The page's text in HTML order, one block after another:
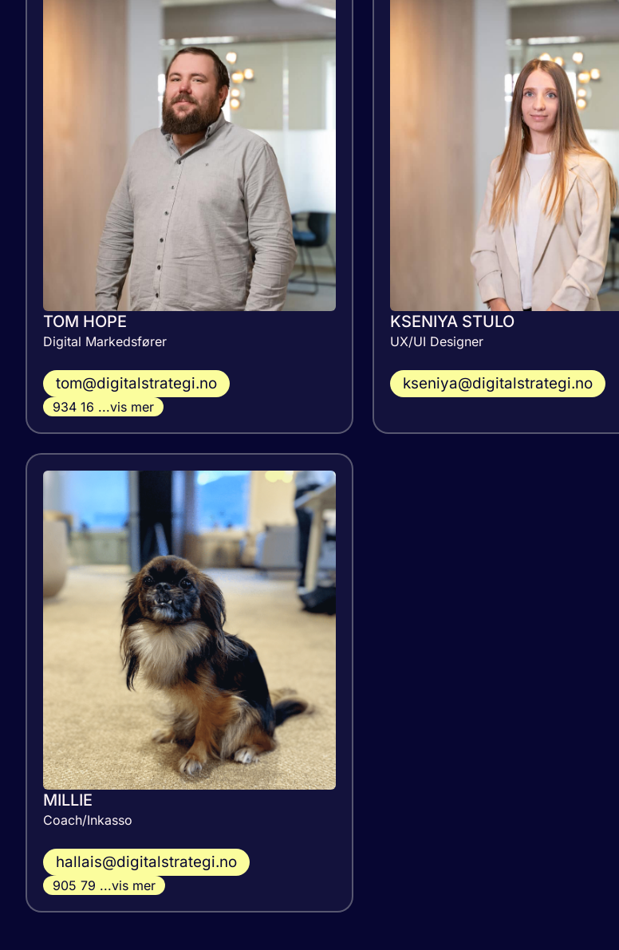
TOM HOPE
Digital Markedsfører
tom@digitalstrategi.no
934 16 ...vis mer
KSENIYA STULO
UX/UI Designer
kseniya@digitalstrategi.no
MILLIE
Coach/Inkasso
hallais@digitalstrategi.no
905 79 ...vis mer